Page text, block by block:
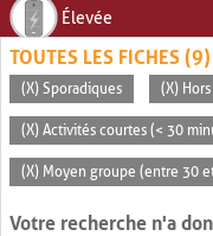
Élevée
TOUTES LES FICHES (9)
(X) Sporadiques (X)
(X) Activités courtes (< 30
(X) Moyen groupe (entre 30
Votre recherche n'a